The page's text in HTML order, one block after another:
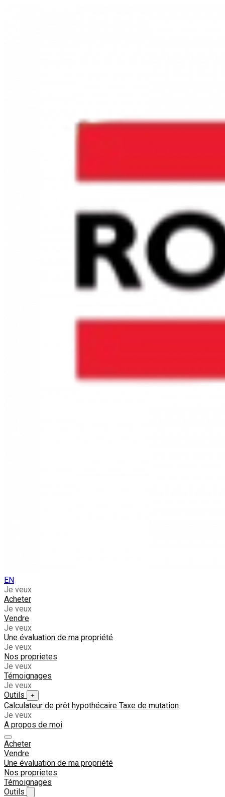
EN
Je veux
Acheter
Je veux
Vendre
Je veux
Une évaluation de ma propriété
Je veux
Nos proprietes
Je veux
Témoignages
Je veux
Outils
+
Calculateur de prêt hypothécaire Taxe de mutation
Je veux
A propos de moi
Acheter
Vendre
Une évaluation de ma propriété
Nos proprietes
Témoignages
Outils